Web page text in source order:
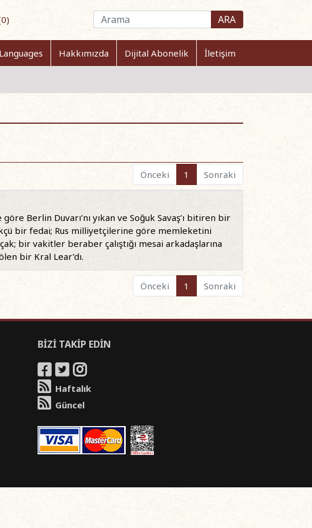
0) ARA
Hakkımızda Dijital Abonelik İletişim
Önceki
1 Sonraki
Berlin Duvarı’nı yıkan ve Soğuk Savaş’ı bitiren bir
bir fedai; Rus milliyetçilerine göre memleketini
bir vakitler beraber çalıştığı mesai arkadaşlarına
bir Kral Lear’dı.
Önceki 1 Sonraki
BİZİ TAKİP EDİN
Haftalık
Güncel